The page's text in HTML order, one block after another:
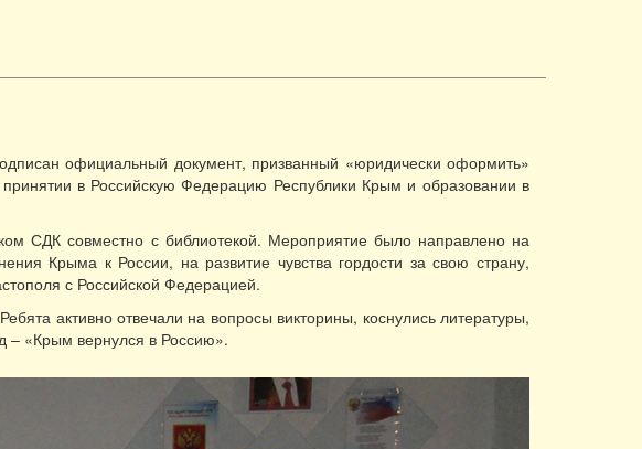
официальный документ, призванный «юридически оформить»
в Российскую Федерацию Республики Крым и образовании в
СДК совместно с библиотекой. Мероприятие было направлено на
Крыма к России, на развитие чувства гордости за свою страну,
с Российской Федерацией.
активно отвечали на вопросы викторины, коснулись литературы,
– «Крым вернулся в Россию».